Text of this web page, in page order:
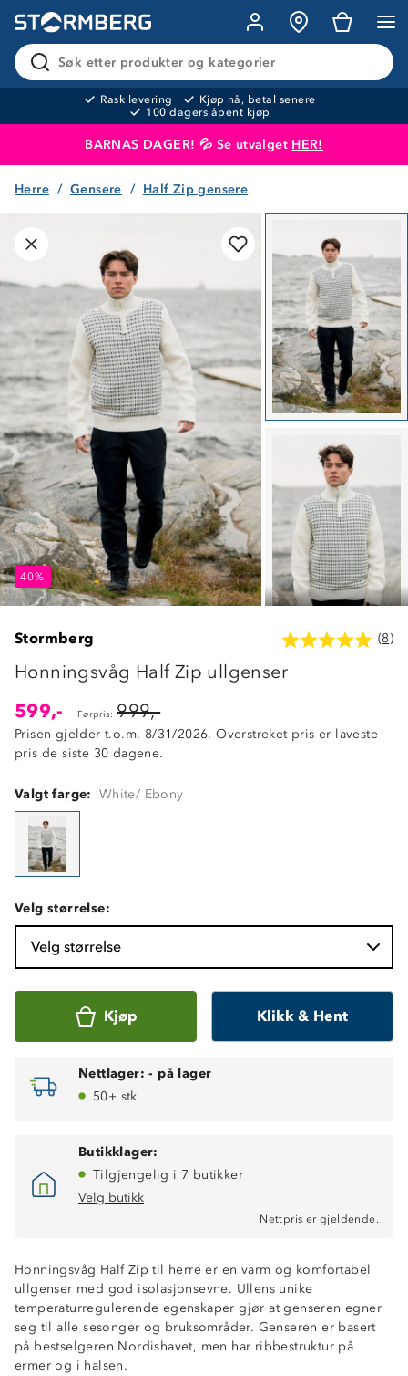
Søk etter produkter og kategorier
Rask levering
Kjøp nå, betal senere
100 dagers åpent kjøp
BARNAS DAGER! 💦 Se utvalget HER!
Produktet er lagt i handlekurven
Herre Gensere Half Zip gensere
40% 40%
40%
Stormberg (8)
Honningsvåg Half Zip ullgenser
599,-
Førpris: 999,-
Prisen gjelder t.o.m. 8/31/2026. Overstreket pris er laveste
pris de siste 30 dagene.
Valgt farge: White/ Ebony
Velg størrelse:
Velg størrelse
Kjøp Klikk & Hent
Nettlager: - på lager
50+ stk
Butikklager:
Tilgjengelig i 7 butikker
Velg butikk
Nettpris er gjeldende.
Honningsvåg Half Zip til herre er en varm og komfortabel
ullgenser med god isolasjonsevne. Ullens unike
temperaturregulerende egenskaper gjør at genseren egner
seg til alle sesonger og bruksområder. Genseren er basert
på bestselgeren Nordishavet, men har ribbestruktur på
ermer og i halsen.
God isolasjonsevne
55 % ull og 45 % akryl
Temperaturregulerende